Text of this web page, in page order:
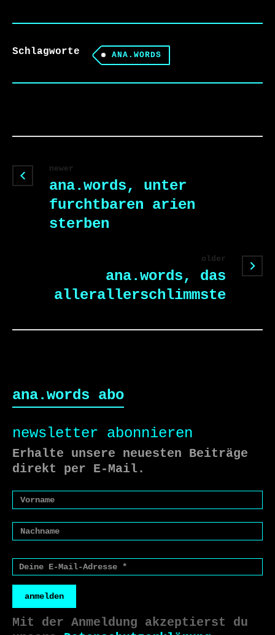
Schlagworte ANA.WORDS
newer
ana.words, unter
furchtbaren arien
sterben
older
ana.words, das
allerallerschlimmste
ana.words abo
newsletter abonnieren
Erhalte unsere neuesten Beiträge
direkt per E-Mail.
anmelden
Mit der Anmeldung akzeptierst du